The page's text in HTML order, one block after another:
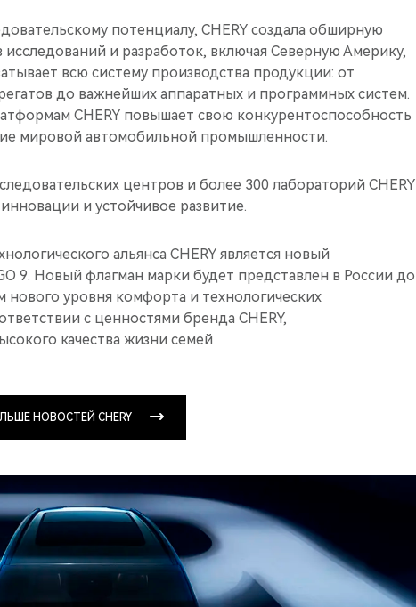
потенциалу, CHERY создала обширную
и разработок, включая Северную Америку,
всю систему производства продукции: от
до важнейших аппаратных и программных систем.
CHERY повышает свою конкурентоспособность
мировой автомобильной промышленности.
центров и более 300 лабораторий CHERY
и устойчивое развитие.
альянса CHERY является новый
9. Новый флагман марки будет представлен в России до
уровня комфорта и технологических
с ценностями бренда CHERY,
качества жизни семей
НОВОСТЕЙ CHERY